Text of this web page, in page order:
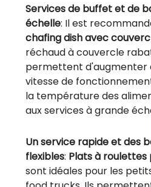
Services de buffet et de
échelle: Il est
chafing dish avec
réchaud à couvercle
permettent d'augmenter
vitesse de
la température des
aux services à grande
Un service rapide et des
flexibles: Plats à roulettes
sont idéales pour les